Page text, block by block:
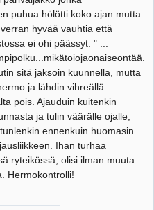
puhua hölötti koko ajan mutta
hyvää vauhtia että
ei ohi päässyt. " ...
sitä jaksoin kuunnella, mutta
ja lähdin vihreällä
pois. Ajauduin kuitenkin
ja tulin väärälle ojalle,
ennenkuin huomasin
Ihan turhaa
ryteikössä, olisi ilman muuta
Hermokontrolli!